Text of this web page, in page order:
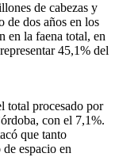
de cabezas y
de dos años en los
en la faena total, en
45,1% del
total procesado por
con el 7,1%.
que tanto
espacio en